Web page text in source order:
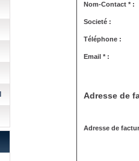
Nom-Contact * :
Societé :
Téléphone :
Email * :
Adresse de
Adresse de